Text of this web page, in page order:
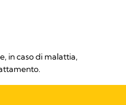
in caso di malattia,